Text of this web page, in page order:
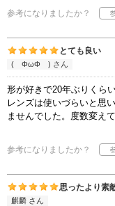
参考になりましたか？
とても良い
( ΦωΦ ) さん
形が好きで20年ぶりくら
レンズは使いづらいと思
ませんでした。度数変え
参考になりましたか？
思ったより素
麒麟 さん